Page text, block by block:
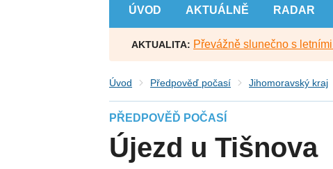
ÚVOD AKTUÁLNĚ RADAR
AKTUALITA: Převážně slunečno s
Úvod Předpověď počasí Jihomoravský kraj
PŘEDPOVĚĎ POČASÍ
Újezd u Tišnova